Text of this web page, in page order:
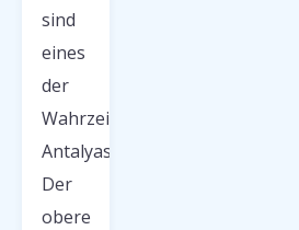
sind
eines
der
Wahrzeichen
Antalyas.
Der
obere